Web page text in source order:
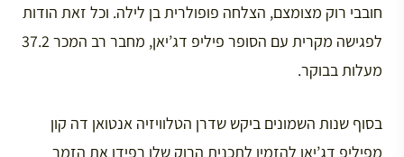
חובבי רוק מצומצם, הצלחה פופולרית בן לילה. וכל זאת הודות
לפגישה מקרית עם הסופר פיליפ דג’יאן, מחבר רב המכר 37.2
מעלות בבוקר.
בסוף שנות השמונים ביקש שדרן הטלוויזיה אנטואן דה קון
מפיליפ דג’יאן להזמין לתכנית הרוק שלו רפידו את הזמר